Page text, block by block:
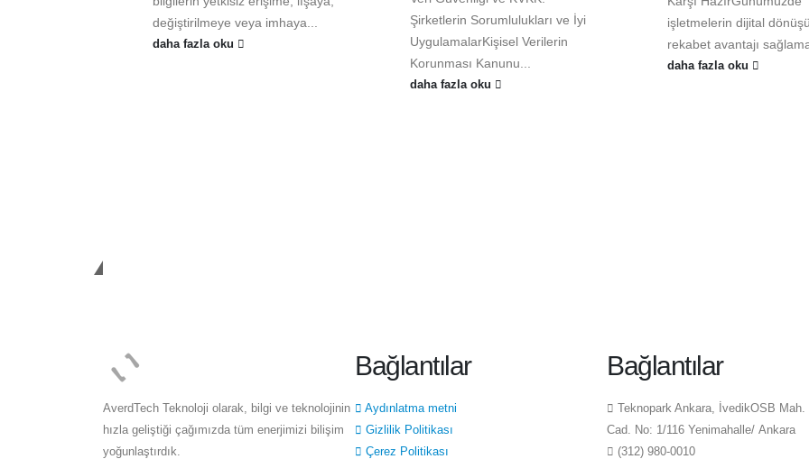
değiştirilmeye veya imhaya...
daha fazla oku
Şirketlerin Sorumlulukları ve İyi
UygulamalarKişisel Verilerin
Korunması Kanunu...
daha fazla oku
işletmelerin dijital
rekabet avantajı
daha fazla oku
AverdTech Teknoloji olarak, bilgi ve teknolojinin
hızla geliştiği çağımızda tüm enerjimizi bilişim
yoğunlaştırdık.
Bağlantılar
Aydınlatma metni
Gizlilik Politikası
Çerez Politikası
Bağlantılar
Teknopark Ankara, İvedikOSB Mah.
Cad. No: 1/116 Yenimahalle/ Ankara
(312) 980-0010